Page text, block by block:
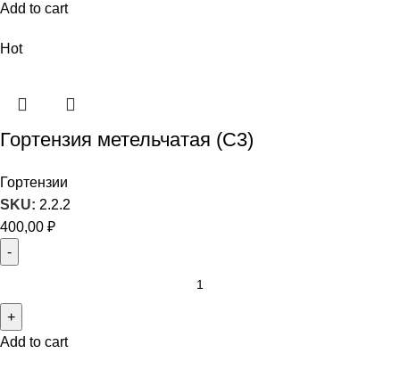
Add to cart
Hot
Гортензия метельчатая (С3)
Гортензии
SKU: 2.2.2
400,00 ₽
Add to cart